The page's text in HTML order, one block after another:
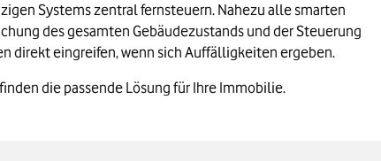
Systems zentral fernsteuern. Nahezu alle smarten
des gesamten Gebäudezustands und der Steuerung
direkt eingreifen, wenn sich Auffälligkeiten ergeben.
die passende Lösung für Ihre Immobilie.